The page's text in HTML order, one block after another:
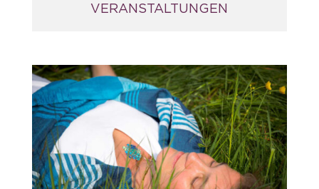
VERANSTALTUNGEN